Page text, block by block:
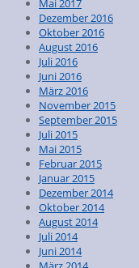
Mai 2017
Dezember 2016
Oktober 2016
August 2016
Juli 2016
Juni 2016
März 2016
November 2015
September 2015
Juli 2015
Mai 2015
Februar 2015
Januar 2015
Dezember 2014
Oktober 2014
August 2014
Juli 2014
Juni 2014